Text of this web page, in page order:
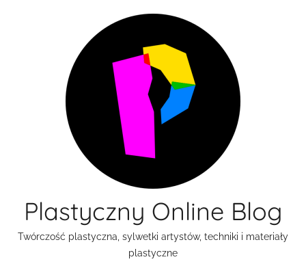
Plastyczny Online Blog
Twórczość plastyczna, sylwetki artystów, techniki i materiały
plastyczne